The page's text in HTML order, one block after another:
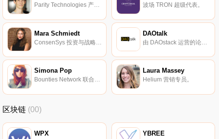
Parity Technologies 产品传播经理。 波场 TRON 超级代表。
Mara Schmiedt
ConsenSys 投资与战略经理。
DAOtalk
Simona Pop
Bounties Network 联合创始人。
Laura Massey
Helium 营销专员。
区块链 (00)
WPX YBREE